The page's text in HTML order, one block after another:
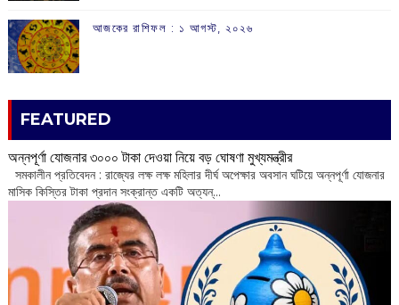
আজকের রাশিফল :‌ ‌‌১ আগস্ট, ২০২৬
FEATURED
অন্নপূর্ণা যোজনার ৩০০০ টাকা দেওয়া নিয়ে বড় ঘোষণা মুখ্যমন্ত্রীর
সমকালীন প্রতিবেদন : রাজ্যের লক্ষ লক্ষ মহিলার দীর্ঘ অপেক্ষার অবসান ঘটিয়ে অন্নপূর্ণা যোজনার
মাসিক কিস্তির টাকা প্রদান সংক্রান্ত একটি অত্যন্...